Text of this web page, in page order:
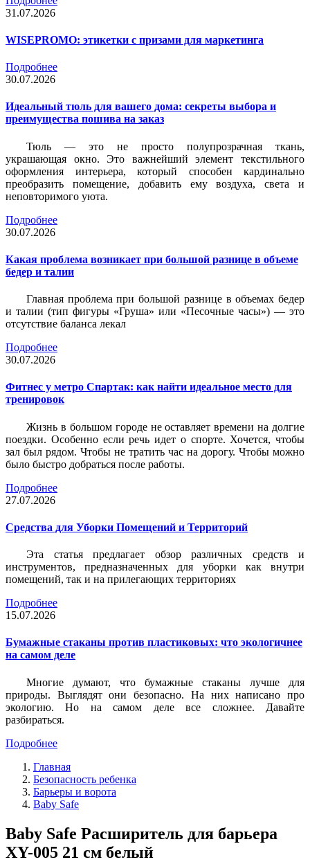
31.07.2026
WISEPROMO: этикетки с призами для маркетинга
Подробнее
30.07.2026
Идеальный тюль для вашего дома: секреты выбора и
преимущества пошива на заказ
Тюль — это не просто полупрозрачная ткань,
украшающая окно. Это важнейший элемент текстильного
оформления интерьера, который способен кардинально
преобразить помещение, добавить ему воздуха, света и
неповторимого уюта.
Подробнее
30.07.2026
Какая проблема возникает при большой разнице в объеме
бедер и талии
Главная проблема при большой разнице в объемах бедер
и талии (тип фигуры «Груша» или «Песочные часы») — это
отсутствие баланса лекал
Подробнее
30.07.2026
Фитнес у метро Спартак: как найти идеальное место для
тренировок
Жизнь в большом городе не оставляет времени на долгие
поездки. Особенно если речь идет о спорте. Хочется, чтобы
зал был рядом. Чтобы не тратить час на дорогу. Чтобы можно
было быстро добраться после работы.
Подробнее
27.07.2026
Средства для Уборки Помещений и Территорий
Эта статья предлагает обзор различных средств и
инструментов, предназначенных для уборки как внутри
помещений, так и на прилегающих территориях
Подробнее
15.07.2026
Бумажные стаканы против пластиковых: что экологичнее
на самом деле
Многие думают, что бумажные стаканы лучше для
природы. Выглядят они безопасно. На них написано про
экологию. Но на самом деле все сложнее. Давайте
разбираться.
Подробнее
Главная
Безопасность ребенка
Барьеры и ворота
Baby Safe
Baby Safe Расширитель для барьера
XY-005 21 см белый